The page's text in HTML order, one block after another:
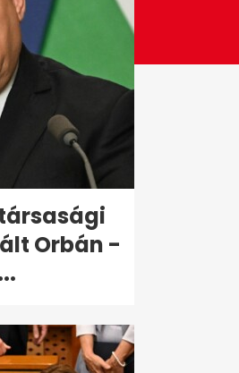
Orbán -